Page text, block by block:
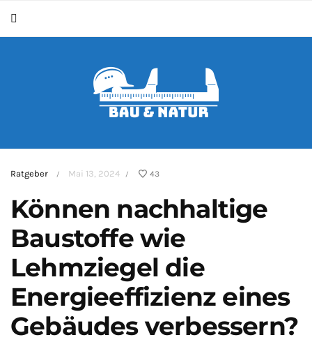
Ratgeber / Mai 13, 2024 / 43
Können nachhaltige
Baustoffe wie
Lehmziegel die
Energieeffizienz eines
Gebäudes verbessern?